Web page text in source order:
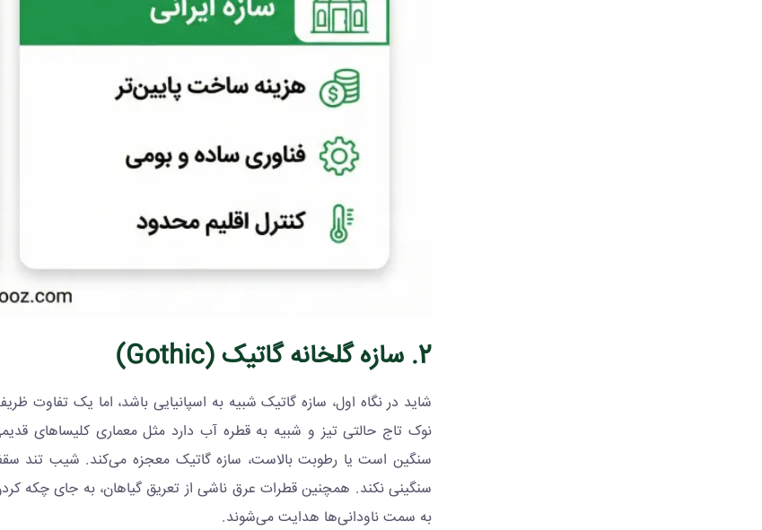
2. سازه گلخانه گاتیک ( Gothic
)
شاید در نگاه اول، سازه گاتیک شبیه به اسپانیایی باشد، اما یک تفاوت
نوک تاج حالتی تیز و شبیه به قطره آب دارد مثل معماری کلیساهای
سنگین است یا رطوبت بالاست، سازه گاتیک معجزه می‌کند. شیب تند
سنگینی نکند. همچنین قطرات عرق ناشی از تعریق گیاهان، به جای چکه
به سمت ناودانی‌ها هدایت می‌شوند.